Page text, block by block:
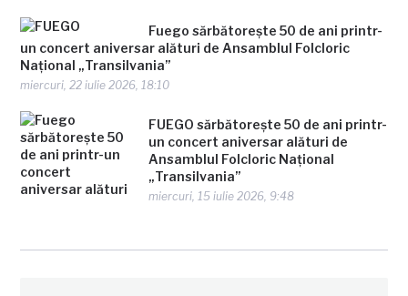
Fuego sărbătorește 50 de ani printr-
un concert aniversar alături de Ansamblul Folcloric
Național „Transilvania”
miercuri, 22 iulie 2026, 18:10
FUEGO sărbătorește 50 de ani printr-
un concert aniversar alături de
Ansamblul Folcloric Național
„Transilvania”
miercuri, 15 iulie 2026, 9:48